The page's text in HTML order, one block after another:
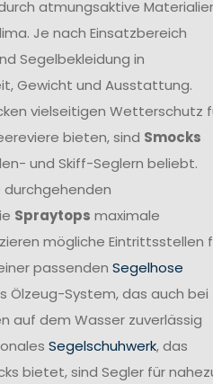
atmungsaktive
Je nach Einsatzbereich
Segelbekleidung in
Gewicht und Ausstattung.
vielseitigen Wetterschutz
bieten, sind Smocks
und Skiff-Seglern beliebt.
durchgehenden
Spraytops maximale
mögliche Eintrittsstellen
passenden Segelhose
System, das auch bei
auf dem Wasser zuverlässig
Segelschuhwerk, das
bietet, sind Segler für